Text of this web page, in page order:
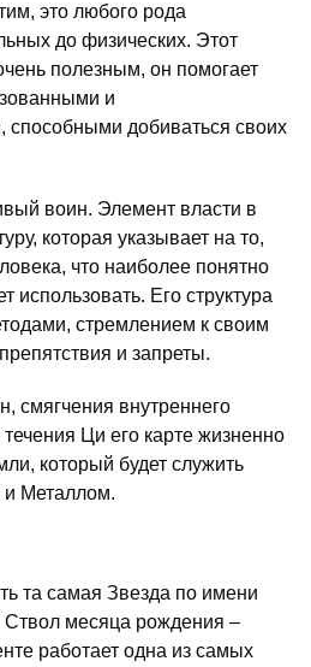
это любого рода
до физических. Этот
полезным, он помогает
и
добиваться своих
воин. Элемент власти в
которая указывает на то,
что наиболее понятно
использовать. Его структура
стремлением к своим
и запреты.
смягчения внутреннего
Ци его карте жизненно
который будет служить
Металлом.
та самая Звезда по имени
месяца рождения –
работает одна из самых